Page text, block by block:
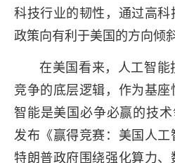
科技行业的韧性，通过高
政策向有利于美国的方向倾斜
在美国看来，人工智
竞争的底层逻辑，作为基
智能是美国必争必赢的技
发布《赢得竞赛：美国人工
特朗普政府围绕强化算力